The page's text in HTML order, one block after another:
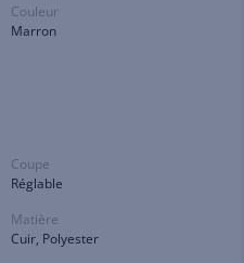
Couleur
Marron
Coupe
Réglable
Matière
Cuir, Polyester